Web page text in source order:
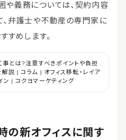
や義務については、契約内容
弁護士や不動産の専門家に
すめします。
とは?注意すべきポイントや負担
説 | コラム | オフィス移転・レイア
ン | コクヨマーケティング
の新オフィスに関す